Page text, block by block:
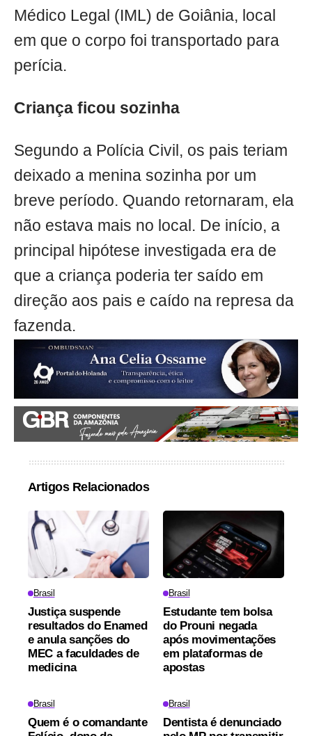
Médico Legal (IML) de Goiânia, local
em que o corpo foi transportado para
perícia.
Criança ficou sozinha
Segundo a Polícia Civil, os pais teriam
deixado a menina sozinha por um
breve período. Quando retornaram, ela
não estava mais no local. De início, a
principal hipótese investigada era de
que a criança poderia ter saído em
direção aos pais e caído na represa da
fazenda.
Artigos Relacionados
Brasil
Justiça suspende
resultados do Enamed
e anula sanções do
MEC a faculdades de
medicina
Brasil
Estudante tem bolsa
do Prouni negada
após movimentações
em plataformas de
apostas
Brasil
Quem é o comandante
Brasil
Dentista é denunciado